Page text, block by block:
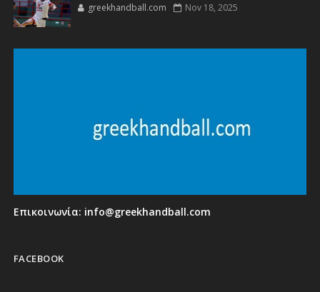
greekhandball.com Nov 18, 2025
Επικοινωνία: info@greekhandball.com
FACEBOOK